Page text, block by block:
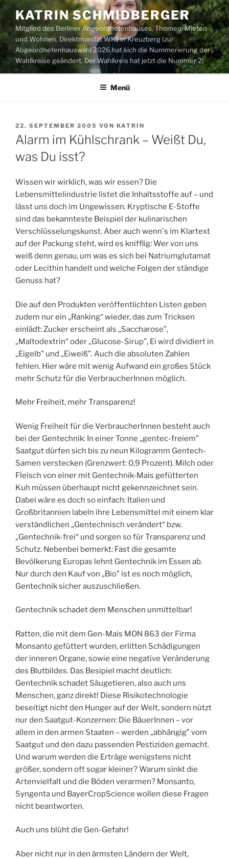
Zum
Inhalt
springen
KATRIN SCHMIDBERGER
Mitglied des Berliner Abgeordnetenhauses, Themen: Mieten
und Wohnen, Direktmandat WK1 in Kreuzberg (zur
Abgeordnetenhauswahl 2026 hat sich die Nummerierung der
Wahlkreise geändert. Der Wahlkreis hat jetzt die Nummer 2)
Menü
VERÖFFENTLICHT
AM
22. SEPTEMBER 2005 VON KATRIN
Alarm im Kühlschrank – Weißt Du,
was Du isst?
Wissen wir wirklich, was wir essen? Die
Lebensmittelindustrie listet die Inhaltsstoffe auf – und
lässt uns doch im Ungewissen. Kryptische E-Stoffe
sind das bekannteste Beispiel der kulinarischen
Verschlüsselungskunst. Aber auch wenn`s im Klartext
auf der Packung steht, wird es knifflig: Wer von uns
weiß denn genau, um was es sich bei Natriumglutamat
oder Lecithin handelt und welche Folgen der ständige
Genuss hat?
Die auf den Produkten veröffentlichten Listen geben
zudem nur ein „Ranking“ wieder, das zum Tricksen
einlädt: Zucker erscheint als „Saccharose”,
„Maltodextrin“ oder „Glucose-Sirup”, Ei wird dividiert in
„Eigelb” und „Eiweiß”. Auch die absoluten Zahlen
fehlen. Hier wäre mit wenig Aufwand ein großes Stück
mehr Schutz für die VerbraucherInnen möglich.
Mehr Freiheit, mehr Transparenz!
Wenig Freiheit für die VerbraucherInnen besteht auch
bei der Gentechnik: In einer Tonne „gentec-freiem”
Saatgut dürfen sich bis zu neun Kilogramm Gentech-
Samen verstecken (Grenzwert: 0,9 Prozent). Milch oder
Fleisch von einer mit Gentechnik-Mais gefütterten
Kuh müssen überhaupt nicht gekennzeichnet sein.
Dabei wäre es doch so einfach: Italien und
Großbritannien labeln ihre Lebensmittel mit einem klar
verständlichen „Gentechnisch verändert“ bzw.
„Gentechnik-frei“ und sorgen so für Transparenz und
Schutz. Nebenbei bemerkt: Fast die gesamte
Bevölkerung Europas lehnt Gentechnik im Essen ab.
Nur durch den Kauf von „Bio” ist es noch möglich,
Gentechnik sicher auszuschließen.
Gentechnik schadet dem Menschen unmittelbar!
Ratten, die mit dem Gen-Mais MON 863 der Firma
Monsanto gefüttert wurden, erlitten Schädigungen
der inneren Organe, sowie eine negative Veränderung
des Blutbildes. Das Besipiel macht deutlich:
Gentechnik schadet Säugetieren, also auch uns
Menschen, ganz direkt! Diese Risikotechnologie
beseitigt nicht den Hunger auf der Welt, sondern nützt
nur den Saatgut-Konzernen: Die BäuerInnen – vor
allem in den armen Staaten – werden „abhängig” vom
Saatgut und den dazu passenden Pestiziden gemacht.
Und warum werden die Erträge wenigstens nicht
größer, sondern oft sogar kleiner? Warum sinkt die
Artenvielfalt und die Böden verarmen? Monsanto,
Syngenta und BayerCropScience wollen diese Fragen
nicht beantworten.
Auch uns blüht die Gen-Gefahr!
Aber nicht nur in den ärmsten Ländern der Welt,